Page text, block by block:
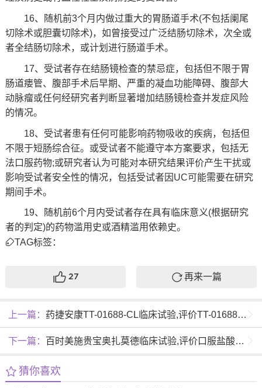
16、随机前3个月内做过重大的胃肠道手术(不包括阑尾
切除术或胆囊切除术)，如曾接受过广泛结肠切除术，次全或
者全结肠切除术，或计划进行肠道手术。
17、受试者存在结肠镜检查的禁忌症，包括但不限于胃
肠道瘘管、腹部手术后早期、严重的凝血功能障碍、腹部大
动脉瘤或任何经研究者判断显著增加结肠镜检查并发症风险
的情况。
18、受试者患有任何可能影响药物吸收的疾病，包括但
不限于短肠综合征。或受试者不能遵守本方案要求，包括无
法口服药物;或研究者认为可能对本研究结果评价产生干扰或
影响受试者安全性的情况，包括受试者因UC可能需要在研究
期间手术。
19、随机前6个月内受试者存在具有临床意义(根据研究
者的判定)的药物滥用史或酒精滥用依赖史。
TAG标签：
27 再来一篇
上一篇： 药捷安康TT-01688-CL临床试验,评价TT-01688-CL片在健康受试者中重度活动性溃疡性结肠炎患者中安全性、药代动力学和药效学的I期临床试验
下一篇： 百时美施贵宝奥扎莫德临床试验,评价口服盐酸奥扎莫德胶囊(Ozanimod)治疗中重度活动性溃疡性结肠炎疗效和长期安全性的III期临床试验
猜你喜欢